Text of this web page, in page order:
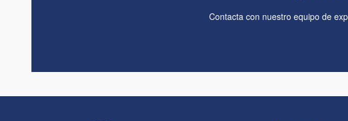
Contacta con nuestro equipo de